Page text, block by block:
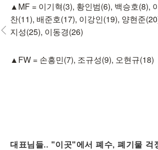
▲MF = 이기혁(3), 황인범(6), 백승호(8),
찬(11), 배준호(17), 이강인(19), 양현준
지성(25), 이동경(26)
▲FW = 손흥민(7), 조규성(9), 오현규(18)